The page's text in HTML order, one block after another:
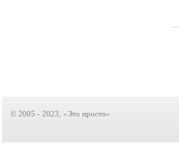
© 2005 - 2023, «Это просто»